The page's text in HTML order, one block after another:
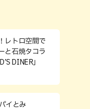
レトロ空間で
と石焼タコラ
DINER」
イとみ